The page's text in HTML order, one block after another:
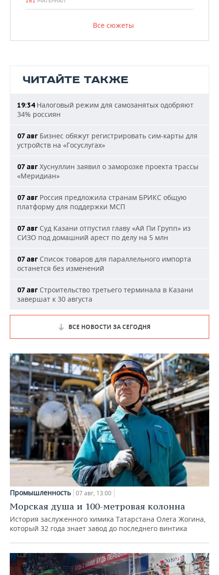
Все сюжеты
ЧИТАЙТЕ ТАКЖЕ
19:34Налоговый режим для самозанятых одобряют
34% россиян
07 авг Бизнес обяжут регистрировать сим-карты для
устройств на «Госуслугах»
07 авг Хуснуллин заявил о заморозке проекта трассы
«Меридиан»
07 авг Россия предложила странам БРИКС общую
платформу для поддержки МСП
07 авг Суд Казани отпустил главу «Ай Пи Групп» из
СИЗО под домашний арест по делу на 5 млн
07 авг Список товаров для параллельного импорта
останется без изменений
07 авг Строительство третьего терминала в Казани
завершат к 30 августа
ВСЕ НОВОСТИ ЗА СЕГОДНЯ
Промышленность 07 авг, 13:00
Морская душа и 100-метровая колонна
История заслуженного химика Татарстана Олега Жогина,
который 32 года знает завод до последнего винтика